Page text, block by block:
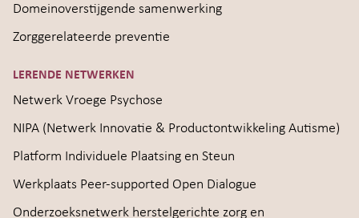
Domeinoverstijgende samenwerking
Zorggerelateerde preventie
LERENDE NETWERKEN
Netwerk Vroege Psychose
NIPA (Netwerk Innovatie & Productontwikkeling Autisme)
Platform Individuele Plaatsing en Steun
Werkplaats Peer-supported Open Dialogue
Onderzoeksnetwerk herstelgerichte zorg en